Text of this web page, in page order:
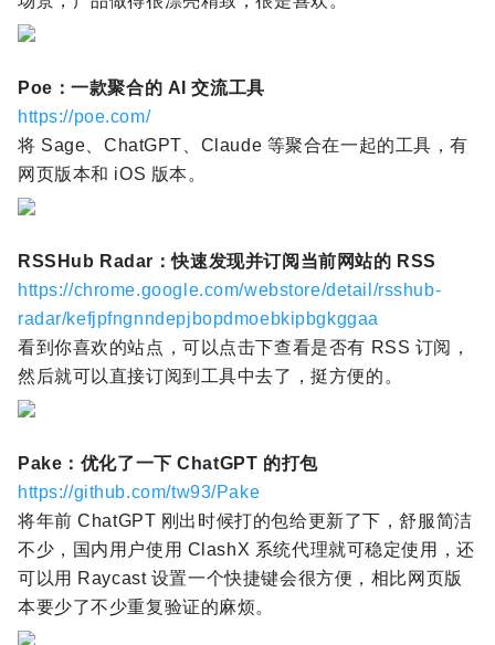
Poe：一款聚合的 AI 交流工具
https://poe.com/
将 Sage、ChatGPT、Claude 等聚合在一起的工具，有
网页版本和 iOS 版本。
RSSHub Radar：快速发现并订阅当前网站的 RSS
https://chrome.google.com/webstore/detail/rsshub-
radar/kefjpfngnndepjbopdmoebkipbgkggaa
看到你喜欢的站点，可以点击下查看是否有 RSS 订阅，
然后就可以直接订阅到工具中去了，挺方便的。
Pake：优化了一下 ChatGPT 的打包
https://github.com/tw93/Pake
将年前 ChatGPT 刚出时候打的包给更新了下，舒服简洁
不少，国内用户使用 ClashX 系统代理就可稳定使用，还
可以用 Raycast 设置一个快捷键会很方便，相比网页版
本要少了不少重复验证的麻烦。